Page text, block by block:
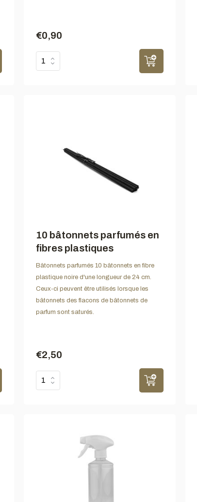
€0,90
10 bâtonnets parfumés en
fibres plastiques
Bâtonnets parfumés 10 bâtonnets en fibre
plastique noire d'une longueur de 24 cm.
Ceux-ci peuvent être utilisés lorsque les
bâtonnets des flacons de bâtonnets de
parfum sont saturés.
€2,50